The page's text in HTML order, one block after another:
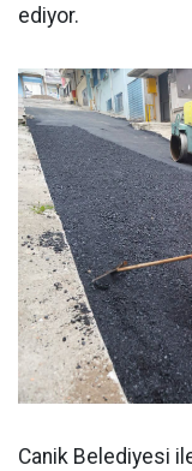
ediyor.
Canik Belediyesi